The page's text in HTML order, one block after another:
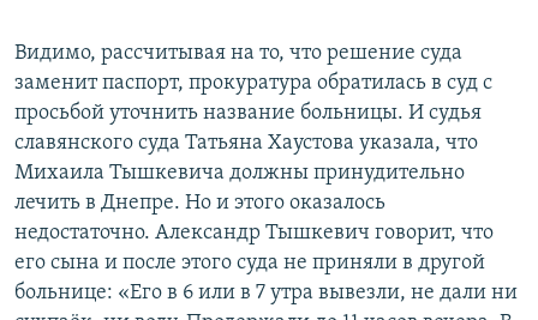
Видимо, рассчитывая на то, что решение суда
заменит паспорт, прокуратура обратилась в суд с
просьбой уточнить название больницы. И судья
славянского суда Татьяна Хаустова указала, что
Михаила Тышкевича должны принудительно
лечить в Днепре. Но и этого оказалось
недостаточно. Александр Тышкевич говорит, что
его сына и после этого суда не приняли в другой
больнице: «Его в 6 или в 7 утра вывезли, не дали ни